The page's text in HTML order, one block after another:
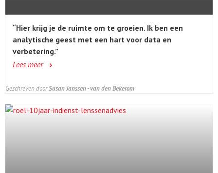
“Hier krijg je de ruimte om te groeien. Ik ben een
analytische geest met een hart voor data en
verbetering.”
Lees meer
Geschreven doorSusan Janssen - van den Bekerom